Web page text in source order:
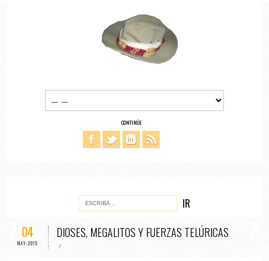
CONTINÚE
04
MAY-2015
DIOSES, MEGALITOS Y FUERZAS TELÚRICAS
/